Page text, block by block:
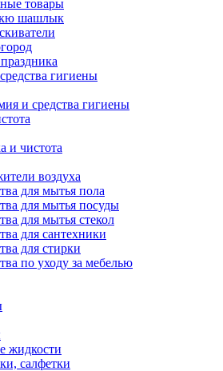
товары
шашлык
гигиены
и средства гигиены
и чистота
воздуха
для мытья пола
для мытья посуды
для мытья стекол
для сантехники
для стирки
по уходу за мебелью
жидкости
салфетки